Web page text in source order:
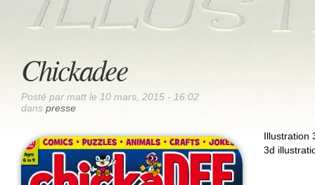
Chickadee
Posté par matt le 10 mars, 2015 - 16:02
dans presse
Illustration
3d